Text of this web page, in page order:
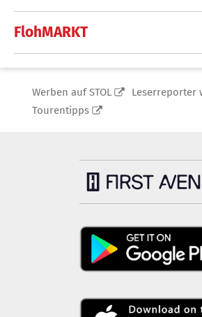
FlohMARKT
Werben auf STOL
Leserreporter
Tourentipps